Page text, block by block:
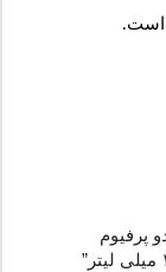
است.
پرفیوم